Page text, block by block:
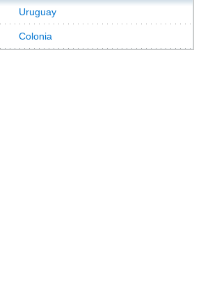
Uruguay
Colonia